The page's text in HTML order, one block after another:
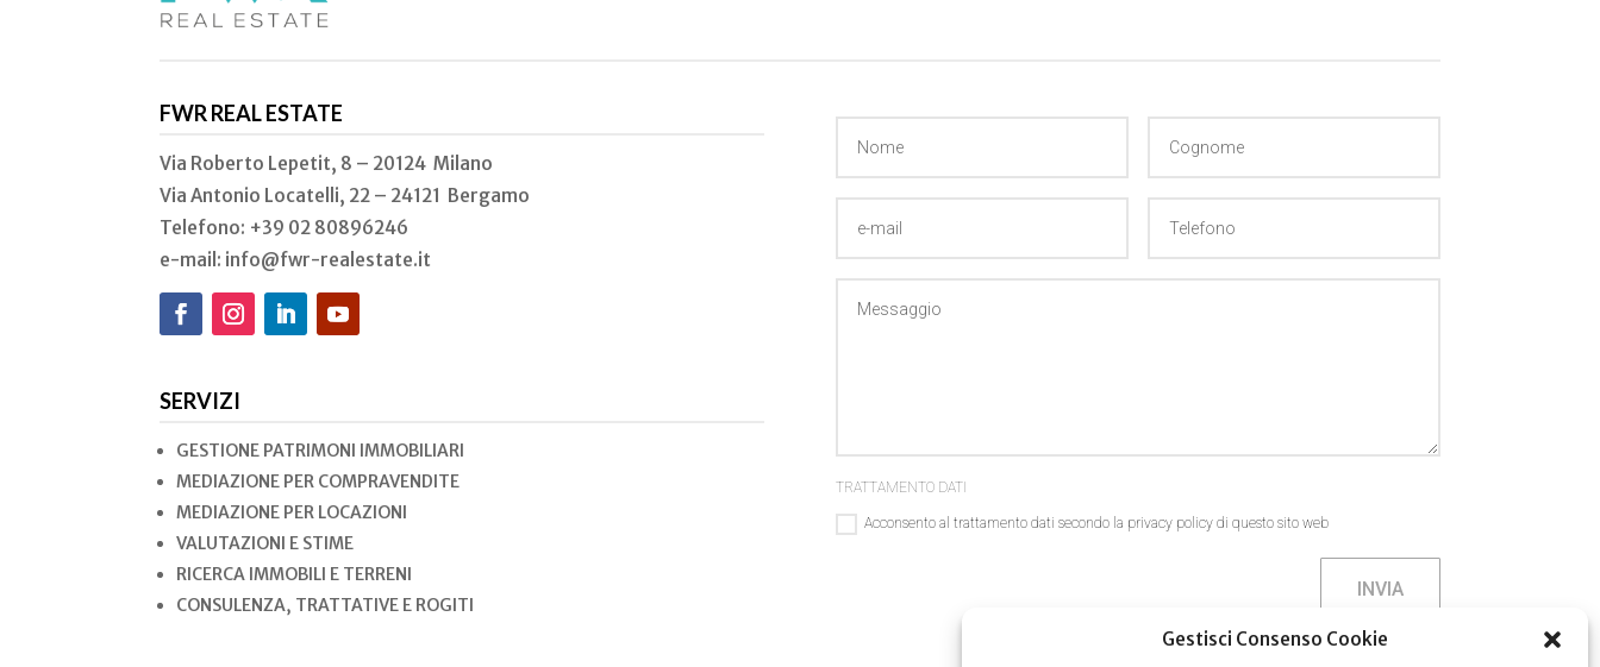
Gestisci Consenso Cookie
FWR REAL ESTATE
Via Roberto Lepetit, 8 – 20124 Milano
Via Antonio Locatelli, 22 – 24121 Bergamo
Telefono: +39 02 80896246
e-mail: info@fwr-realestate.it
SERVIZI
GESTIONE PATRIMONI IMMOBILIARI
MEDIAZIONE PER COMPRAVENDITE
MEDIAZIONE PER LOCAZIONI
VALUTAZIONI E STIME
RICERCA IMMOBILI E TERRENI
CONSULENZA, TRATTATIVE E ROGITI
TRATTAMENTO DATI
Acconsento al trattamento dati secondo la privacy policy di questo sito web
INVIA